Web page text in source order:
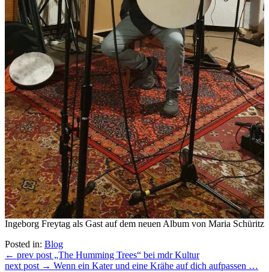
Ingeborg Freytag als Gast auf dem neuen Album von Maria Schüritz
Posted in: Blog
Beitragsnavigation
← prev post „The Humming Trees“ bei mdr Kultur
next post → Wenn ein Kater und eine Krähe auf dich aufpassen …